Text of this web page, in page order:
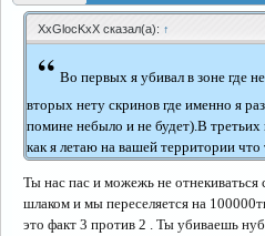
XxGlocKxX сказал(а): ↑
“ Во первых я убивал в зоне где
вторых нету скринов где именно я
помине небыло и не будет).В
как я летаю на вашей территории
Ты нас пас и можежь не отнекиваться
шлаком и мы переселяется на
это факт 3 против 2 . Ты убиваешь